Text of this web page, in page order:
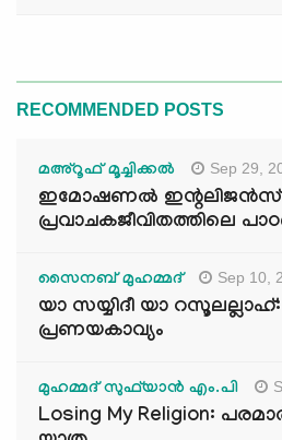
RECOMMENDED POSTS
മഅ്റൂഫ് മൂച്ചിക്കല്‍ Sep 29,
ഇമോഷണൽ
പ്രവാചകജീവിതത്തിലെ
സൈനബ് മുഹമ്മദ് Sep 10,
യാ സയ്യിദീ യാ
പ്രണയകാവ്യം
മുഹമ്മദ് സുഫ്‌യാൻ എം.പി
Losing My Religion: